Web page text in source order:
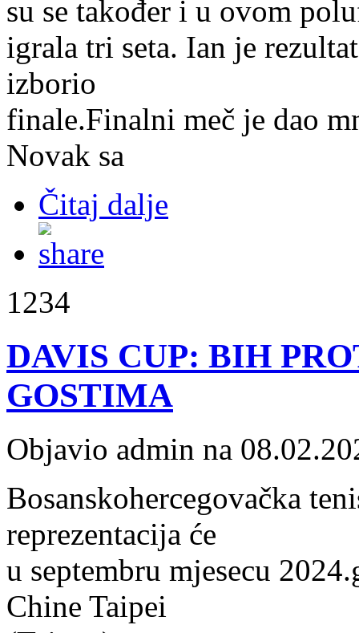
su se također i u ovom
igrala tri seta. Ian je
izborio
finale.Finalni meč je dao
Novak sa
Čitaj dalje
1234
DAVIS CUP: BIH
GOSTIMA
Objavio admin na
Bosanskohercegovačka
reprezentacija će
u septembru mjesecu
Chine Taipei